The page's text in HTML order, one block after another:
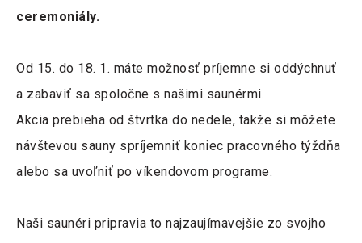
ceremoniály.
Od 15. do 18. 1. máte možnosť príjemne si oddýchnuť
a zabaviť sa spoločne s našimi saunérmi.
Akcia prebieha od štvrtka do nedele, takže si môžete
návštevou sauny spríjemniť koniec pracovného týždňa
alebo sa uvoľniť po víkendovom programe.
Naši saunéri pripravia to najzaujímavejšie zo svojho